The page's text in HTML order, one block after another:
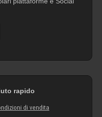
rapido
di vendita